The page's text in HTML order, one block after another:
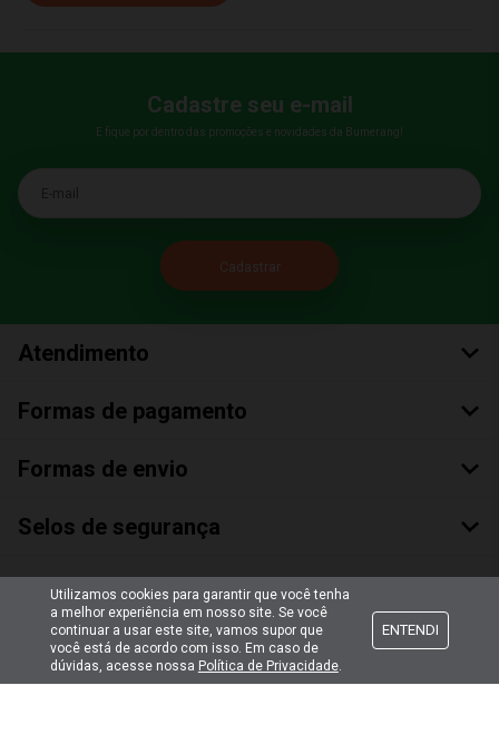
Cadastre seu e-mail
E fique por dentro das promoções e novidades da Bumerang!
E-mail
Atendimento
Formas de pagamento
Formas de envio
Selos de segurança
Copyright © 2018 Todos Os Direitos Reservados
Utilizamos cookies para garantir que você tenha
a melhor experiência em nosso site. Se você
continuar a usar este site, vamos supor que
você está de acordo com isso. Em caso de
dúvidas, acesse nossa Política de Privacidade.
ENTENDI